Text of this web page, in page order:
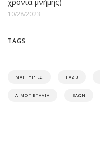
10/28/2023
TAGS
ΜΑΡΤΥΡΙΕΣ ΤΑΔΒ
ΑΙΜΟΠΕΤΑΛΙΑ ΒΛΩΝ